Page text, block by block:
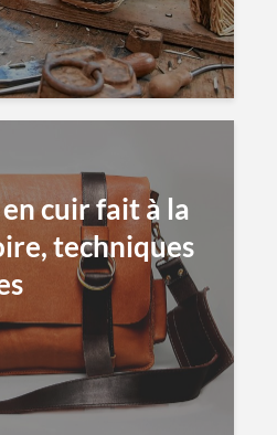
en cuir fait à la
techniques